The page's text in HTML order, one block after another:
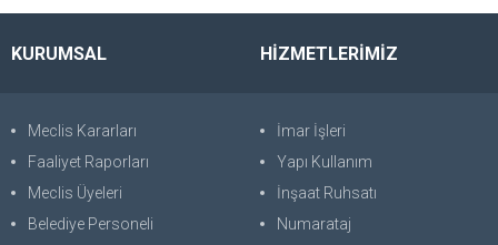
KURUMSAL
Meclis Kararları
Faaliyet Raporları
Meclis Üyeleri
Belediye Personeli
HİZMETLERİMİZ
İmar İşleri
Yapı Kullanım
İnşaat Ruhsatı
Numarataj